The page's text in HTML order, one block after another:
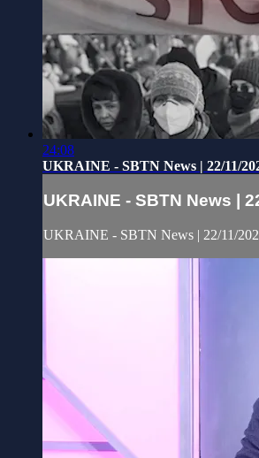
24:08
UKRAINE - SBTN News | 22/11/
UKRAINE - SBTN News |
UKRAINE - SBTN News | 22/11/